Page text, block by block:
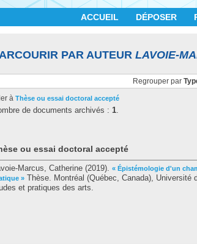
ACCUEIL DÉPOSER
PAR AUTEUR LAVOIE-
Regrouper par
à Thèse ou essai doctoral accepté
de documents archivés : 1.
ou essai doctoral accepté
Marcus, Catherine (2019). « Épistémologie d'un
» Thèse. Montréal (Québec, Canada), Université
et pratiques des arts.